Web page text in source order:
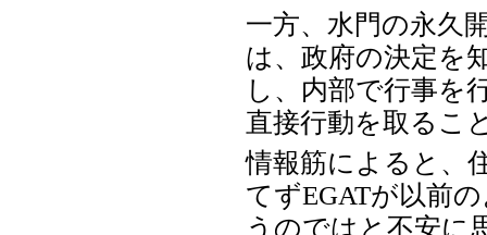
一方、水門の永久
は、政府の決定を
し、内部で行事を
直接行動を取るこ
情報筋によると、
てずEGATが以前
うのではと不安に